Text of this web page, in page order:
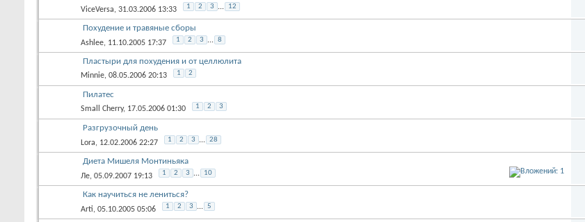
ViceVersa, 31.03.2006 13:33 1 2 3 ... 12
Похудение и травяные сборы
Ashlee, 11.10.2005 17:37 1 2 3 ... 8
Пластыри для похудения и от целлюлита
Minnie, 08.05.2006 20:13 1 2
Пилатес
Small Cherry, 17.05.2006 01:30 1 2 3
Разгрузочный день
Lora, 12.02.2006 22:27 1 2 3 ... 28
Диета Мишеля Монтиньяка
Ле, 05.09.2007 19:13 1 2 3 ... 10
Как научиться не лениться?
Arti, 05.10.2005 05:06 1 2 3 ... 5